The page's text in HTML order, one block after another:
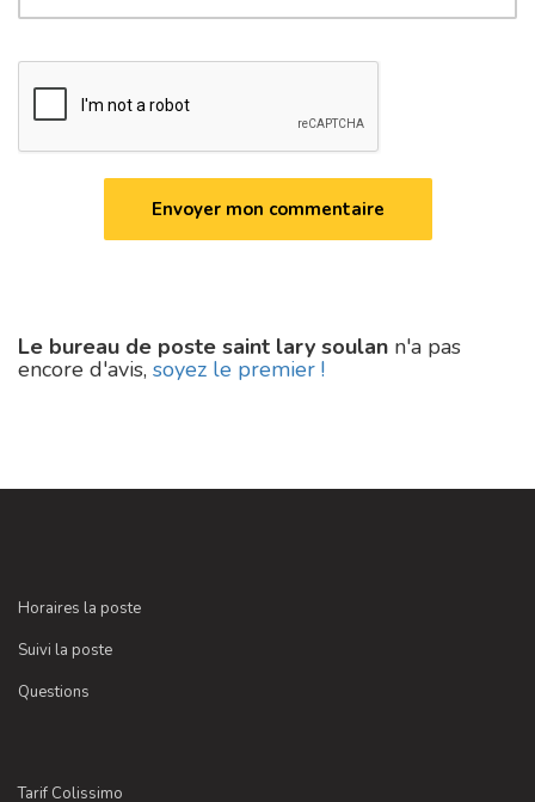
Le bureau de poste saint lary soulan n'a pas
encore d'avis, soyez le premier !
Horaires la poste
Suivi la poste
Questions
Tarif Colissimo